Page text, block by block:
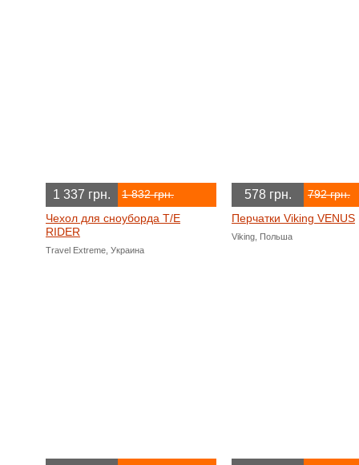
1 337 грн. 1 832 грн.
Чехол для сноуборда T/E
RIDER
Travel Extreme, Украина
578 грн. 792 грн.
Перчатки Viking VENUS
Viking, Польша